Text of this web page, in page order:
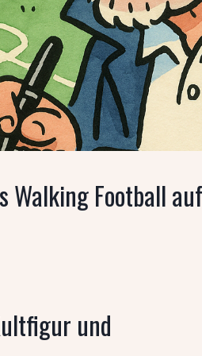
Walking Football auf
und